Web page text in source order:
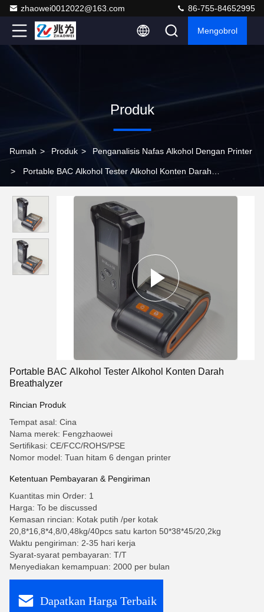
zhaowei0012022@163.com 86-755-84652995
Mengobrol
Produk
Rumah > Produk > Penganalisis Nafas Alkohol Dengan Printer
> Portable BAC Alkohol Tester Alkohol Konten Darah
Portable BAC Alkohol Tester Alkohol Konten Darah
Breathalyzer
Rincian Produk
Tempat asal: Cina
Nama merek: Fengzhaowei
Sertifikasi: CE/FCC/ROHS/PSE
Nomor model: Tuan hitam 6 dengan printer
Ketentuan Pembayaran & Pengiriman
Kuantitas min Order: 1
Harga: To be discussed
Kemasan rincian: Kotak putih /per kotak
20,8*16,8*4,8/0,48kg/40pcs satu karton 50*38*45/20,2kg
Waktu pengiriman: 2-35 hari kerja
Syarat-syarat pembayaran: T/T
Menyediakan kemampuan: 2000 per bulan
Dapatkan Harga Terbaik